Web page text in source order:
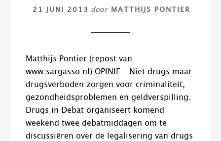
21 JUNI 2013 door MATTHIJS PONTIER
Matthijs Pontier (repost van
www.sargasso.nl) OPINIE – Niet drugs maar
drugsverboden zorgen voor criminaliteit,
gezondheidsproblemen en geldverspilling.
Drugs in Debat organiseert komend
weekend twee debatmiddagen om te
discussiëren over de legalisering van drugs